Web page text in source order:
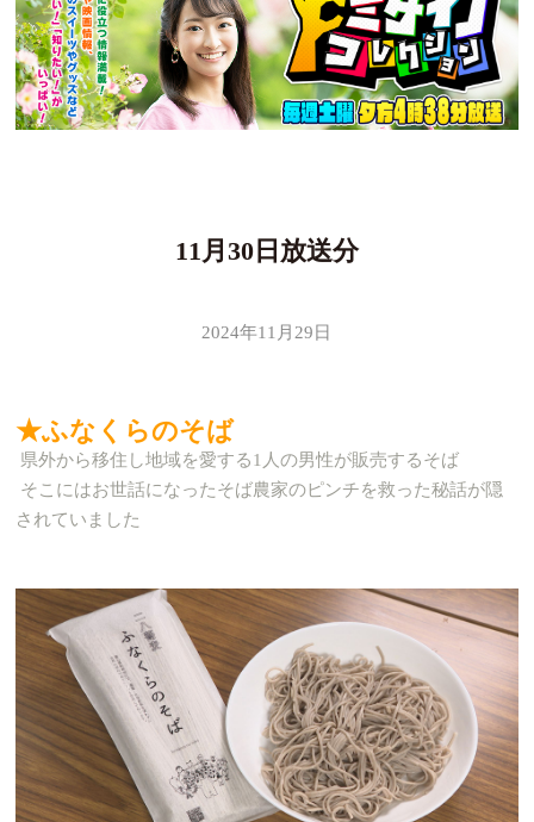
11月30日放送分
2024年11月29日
★ふなくらのそば
県外から移住し地域を愛する1人の男性が販売するそば
そこにはお世話になったそば農家のピンチを救った秘話が隠
されていました